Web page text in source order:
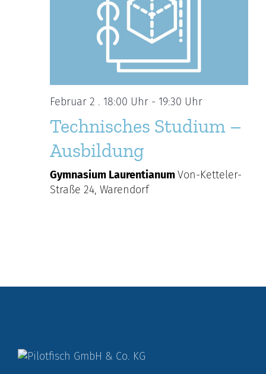
Februar 2 . 18:00 Uhr - 19:30 Uhr
Technisches Studium –
Ausbildung
Gymnasium LaurentianumVon-Ketteler-
Straße 24, Warendorf